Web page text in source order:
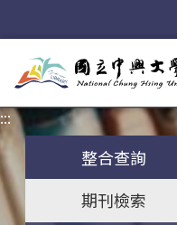
:::
整合查詢
期刊檢索